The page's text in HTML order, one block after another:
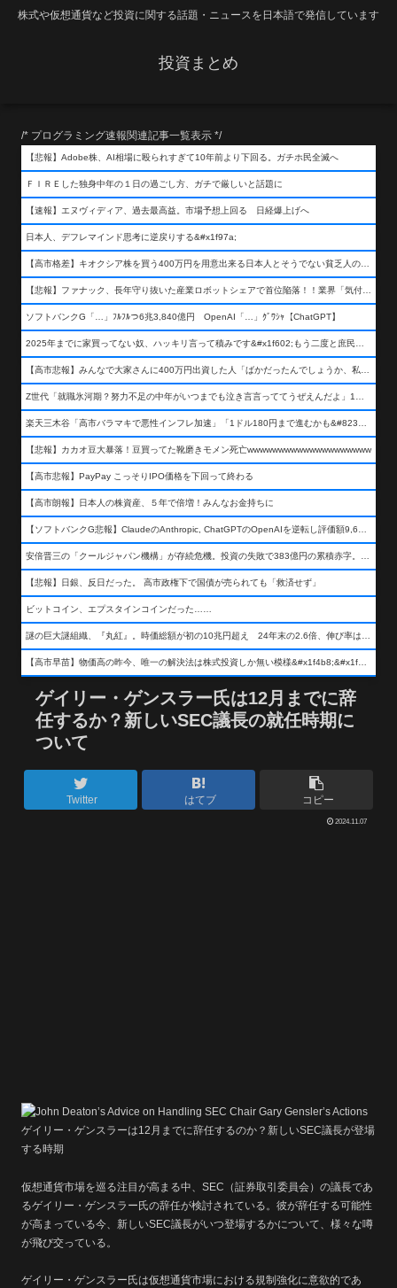
株式や仮想通貨など投資に関する話題・ニュースを日本語で発信しています
投資まとめ
/* プログラミング速報関連記事一覧表示 */
【悲報】Adobe株、AI相場に殴られすぎて10年前より下回る。ガチホ民全滅へ
ＦＩＲＥした独身中年の１日の過ごし方、ガチで厳しいと話題に
【速報】エヌヴィディア、過去最高益。市場予想上回る 日経爆上げへ
日本人、デフレマインド思考に逆戻りする&#x1f97a;
【高市格差】キオクシア株を買う400万円を用意出来る日本人とそうでない貧乏人の差が超広まるって事よ
【悲報】ファナック、長年守り抜いた産業ロボットシェアで首位陥落！！業界「気付いたら一気に抜かれていた…」
ソフトバンクG「…」ﾌﾙﾌﾙつ6兆3,840億円 OpenAI「…」ｸﾞﾜｼｬ【ChatGPT】
2025年までに家買ってない奴、ハッキリ言って積みです&#x1f602;もう二度と庶民が買える値段になりません&#x1f602;&#x1f602;&#x1f602;
【高市悲報】みんなで大家さんに400万円出資した人「ばかだったんでしょうか、私は&#x1f622;」
Z世代「就職氷河期？努力不足の中年がいつまでも泣き言言っててうぜえんだよ」1万いいね
楽天三木谷「高市バラマキで悪性インフレ加速」「1ドル180円まで進むかも&#8230;もう看過できない」
【悲報】カカオ豆大暴落！豆買ってた靴磨きモメン死亡wwwwwwwwwwwwwwwwwwww
【高市悲報】PayPay こっそりIPO価格を下回って終わる
【高市朗報】日本人の株資産、５年で倍増！みんなお金持ちに
【ソフトバンクG悲報】ClaudeのAnthropic, ChatGPTのOpenAIを逆転し評価額9,650億ドル (約154兆円) の世界一価値あるAI企業に……
安倍晋三の「クールジャパン機構」が存続危機。投資の失敗で383億円の累積赤字。2025年度決算も大赤字の可能性。責任の所在はウヤムヤ
【悲報】日銀、反日だった。 高市政権下で国債が売られても「救済せず」
ビットコイン、エプスタインコインだった……
謎の巨大謎組織、『丸紅』。時価総額が初の10兆円超え 24年末の2.6倍、伸び率は謎組織首位
【高市早苗】物価高の昨今、唯一の解決法は株式投資しか無い模様&#x1f4b8;&#x1f4b8;&#x1f4b8;
ゲイリー・ゲンスラー氏は12月までに辞
任するか？新しいSEC議長の就任時期に
ついて
Twitter はてブ コピー
2024.11.07
ゲイリー・ゲンスラーは12月までに辞任するのか？新しいSEC議長が登場
する時期
仮想通貨市場を巡る注目が高まる中、SEC（証券取引委員会）の議長であ
るゲイリー・ゲンスラー氏の辞任が検討されている。彼が辞任する可能性
が高まっている今、新しいSEC議長がいつ登場するかについて、様々な噂
が飛び交っている。
ゲイリー・ゲンスラー氏は仮想通貨市場における規制強化に意欲的であ